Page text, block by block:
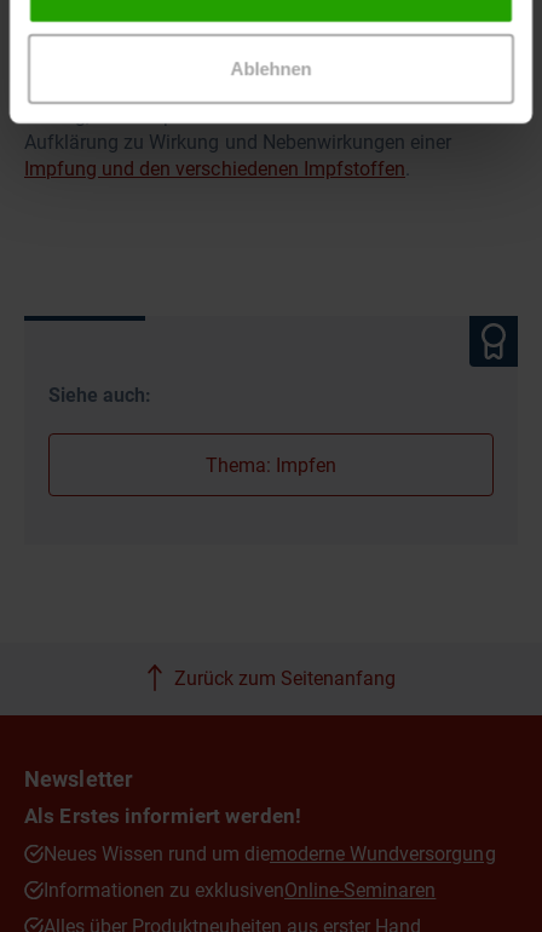
Ablehnen
Aufklärung zu Wirkung und Nebenwirkungen einer
Impfung und den verschiedenen Impfstoffen.
Siehe auch:
Thema: Impfen
Zurück zum Seitenanfang
Newsletter
Als Erstes informiert werden!
Neues Wissen rund um diemoderne Wundversorgung
Informationen zu exklusivenOnline-Seminaren
Alles über Produktneuheiten aus erster Hand